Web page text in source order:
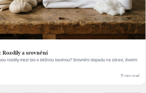
Rozdíly a srovnění
rozdíly mezi bio a běžnou bavlnou? Srovnění dopadu na zdraví, životní
11 min read